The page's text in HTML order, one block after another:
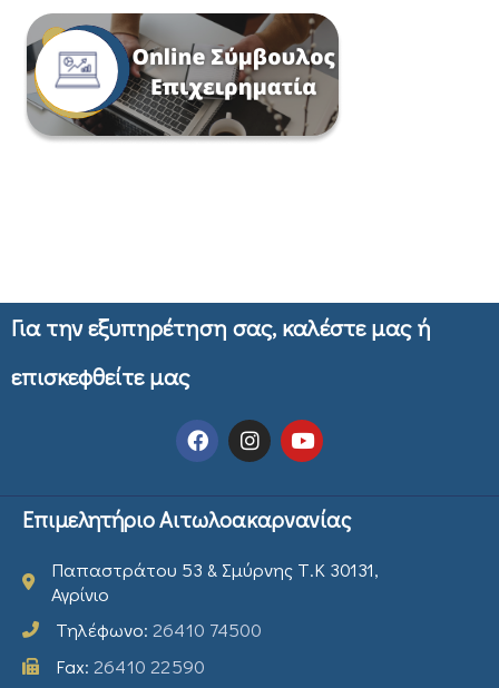
Για την εξυπηρέτηση σας, καλέστε μας ή
επισκεφθείτε μας
Επιμελητήριο Αιτωλοακαρνανίας
Παπαστράτου 53 & Σμύρνης Τ.Κ 30131,
Αγρίνιο
Τηλέφωνο: 26410 74500
Fax: 26410 22590